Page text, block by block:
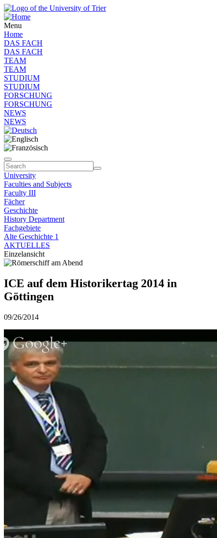
Menu
Home
DAS FACH
DAS FACH
TEAM
TEAM
STUDIUM
STUDIUM
FORSCHUNG
FORSCHUNG
NEWS
NEWS
University
Faculties and Subjects
Faculty III
Fächer
Geschichte
History Department
Fachgebiete
Alte Geschichte 1
AKTUELLES
Einzelansicht
ICE auf dem Historikertag 2014 in
Göttingen
09/26/2014